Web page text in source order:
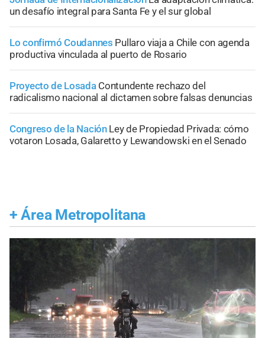
un desafío integral para Santa Fe y el sur global
Lo confirmó Coudannes Pullaro viaja a Chile con agenda
productiva vinculada al puerto de Rosario
Proyecto de Losada Contundente rechazo del
radicalismo nacional al dictamen sobre falsas denuncias
Congreso de la Nación Ley de Propiedad Privada: cómo
votaron Losada, Galaretto y Lewandowski en el Senado
+ Área Metropolitana